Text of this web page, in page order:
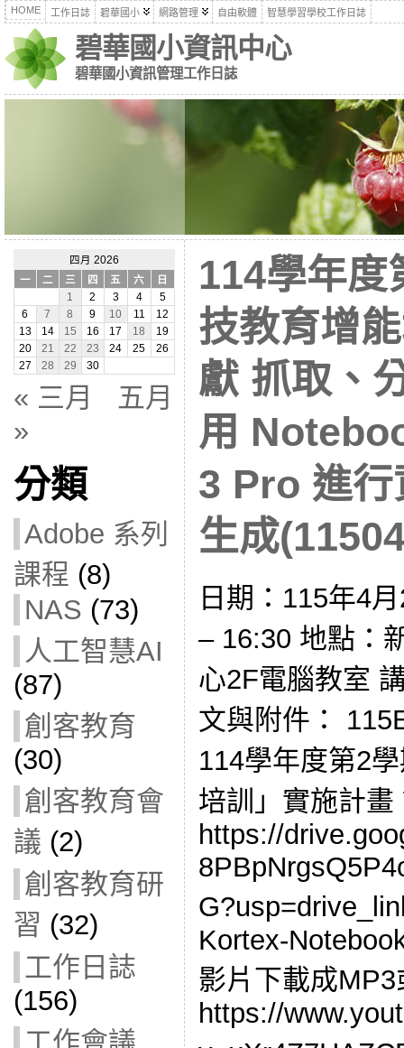
HOME 工作日誌 碧華國小 網路管理 自由軟體 智慧學習學校工作日誌
碧華國小資訊中心
碧華國小資訊管理工作日誌
四月 2026
一
二 三 四 五 六
日
1
2 3 4
5
6
7 8 9 10 11
12
13
14 15 16 17 18
19
20
21 22 23 24 25
26
27
28 29 30
« 三月
五月
»
分類
Adobe 系列
課程 (8)
NAS (73)
人工智慧AI
(87)
創客教育
(30)
創客教育會
議 (2)
創客教育研
習 (32)
工作日誌
(156)
114學年度
技教育增
獻 抓取、
用
3 Pro 進行
生成
日期：115年4
– 16:30 地點：
心2F電腦教室
文與附件：
114學年度第2
培訓」實施計
https://
Kortex-
影片下載成
https://